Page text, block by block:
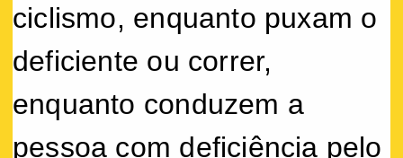
ciclismo, enquanto puxam o
deficiente ou correr,
enquanto conduzem a
pessoa com deficiência pelo